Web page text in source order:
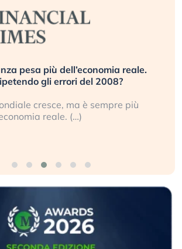
pesa più dell’economia reale.
gli errori del 2008?
cresce, ma è sempre più
reale. (…)